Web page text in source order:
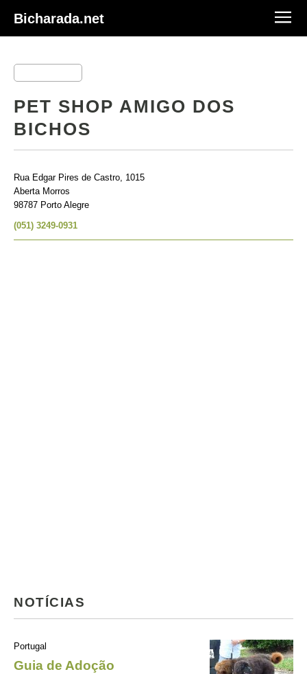
Bicharada.net
PET SHOP AMIGO DOS
BICHOS
Rua Edgar Pires de Castro, 1015
Aberta Morros
98787 Porto Alegre
(051) 3249-0931
NOTÍCIAS
Portugal
Guia de Adoção